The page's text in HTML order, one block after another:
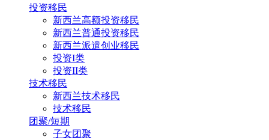
投资移民
新西兰高额投资移民
新西兰普通投资移民
新西兰派遣创业移民
投资I类
投资II类
技术移民
新西兰技术移民
技术移民
团聚/短期
子女团聚